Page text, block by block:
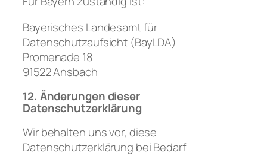
Bayerisches Landesamt für
Datenschutzaufsicht (BayLDA)
Promenade 18
91522 Ansbach
12. Änderungen dieser
Datenschutzerklärung
Wir behalten uns vor, diese
Datenschutzerklärung bei Bedarf